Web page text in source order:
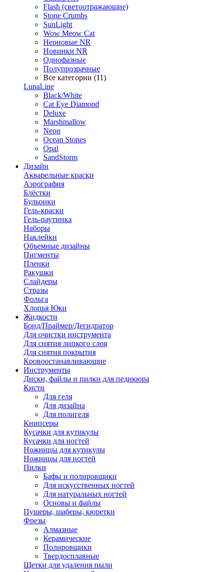
Flash (светоотражающие)
Stone Crumbs
SunLight
Wow Meow Cat
Неоновые NR
Новинки NR
Однофазные
Полупрозрачные
Все категории (11)
LunaLine
Black/White
Cat Eye Diamond
Deluxe
Marshmallow
Neon
Ocean Stones
Opal
SandStorm
Дизайн
Акварельные краски
Аэрография
Блёстки
Бульонки
Гель-краски
Гель-паутинка
Наборы
Наклейки
Объемные дизайны
Пигменты
Пленки
Ракушки
Слайдеры
Стразы
Фольга
Хлопья Юки
Жидкости
Бонд/Праймер/Дегидратор
Для очистки инструмента
Для снятия липкого слоя
Для снятия покрытия
Кровоостанавливающие
Инструменты
Диски, файлы и пилки для педикюра
Кисти
Для геля
Для дизайна
Для полигеля
Книпсеры
Кусачки для кутикулы
Кусачки для ногтей
Ножницы для кутикулы
Ножницы для ногтей
Пилки
Бафы и полировщики
Для искусственных ногтей
Для натуральных ногтей
Основы и файлы
Пушеры, шаберы, кюретки
Фрезы
Алмазные
Керамические
Полировщики
Твердосплавные
Щетки для удаления пыли